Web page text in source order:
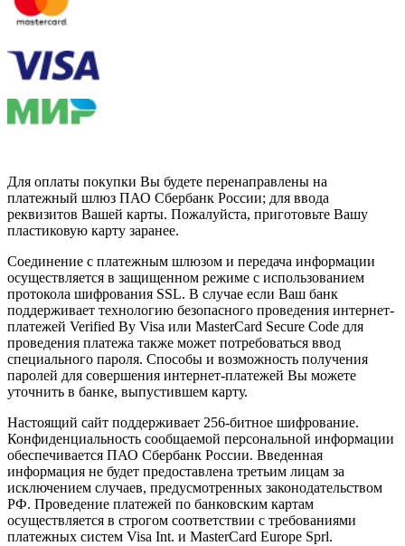
Для оплаты покупки Вы будете перенаправлены на
платежный шлюз ПАО Сбербанк России; для ввода
реквизитов Вашей карты. Пожалуйста, приготовьте Вашу
пластиковую карту заранее.
Соединение с платежным шлюзом и передача информации
осуществляется в защищенном режиме с использованием
протокола шифрования SSL. В случае если Ваш банк
поддерживает технологию безопасного проведения интернет-
платежей Verified By Visa или MasterCard Secure Code для
проведения платежа также может потребоваться ввод
специального пароля. Способы и возможность получения
паролей для совершения интернет-платежей Вы можете
уточнить в банке, выпустившем карту.
Настоящий сайт поддерживает 256-битное шифрование.
Конфиденциальность сообщаемой персональной информации
обеспечивается ПАО Сбербанк России. Введенная
информация не будет предоставлена третьим лицам за
исключением случаев, предусмотренных законодательством
РФ. Проведение платежей по банковским картам
осуществляется в строгом соответствии с требованиями
платежных систем Visa Int. и MasterCard Europe Sprl.